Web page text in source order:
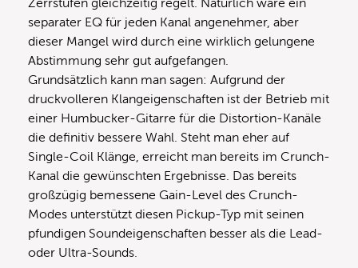
Zerrstufen gleichzeitig regelt. Natürlich wäre ein
separater EQ für jeden Kanal angenehmer, aber
dieser Mangel wird durch eine wirklich gelungene
Abstimmung sehr gut aufgefangen.
Grundsätzlich kann man sagen: Aufgrund der
druckvolleren Klangeigenschaften ist der Betrieb mit
einer Humbucker-Gitarre für die Distortion-Kanäle
die definitiv bessere Wahl. Steht man eher auf
Single-Coil Klänge, erreicht man bereits im Crunch-
Kanal die gewünschten Ergebnisse. Das bereits
großzügig bemessene Gain-Level des Crunch-
Modes unterstützt diesen Pickup-Typ mit seinen
pfundigen Soundeigenschaften besser als die Lead-
oder Ultra-Sounds.